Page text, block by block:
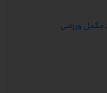
مکمل ورزشی